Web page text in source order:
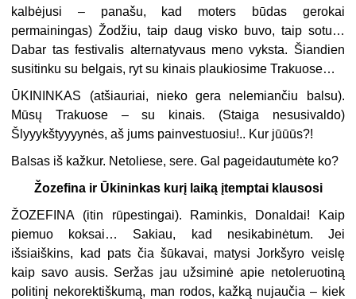
kalbėjusi – panašu, kad moters būdas gerokai
permainingas) Žodžiu, taip daug visko buvo, taip sotu…
Dabar tas festivalis alternatyvaus meno vyksta. Šiandien
susitinku su belgais, ryt su kinais plaukiosime Trakuose…
ŪKININKAS (atšiauriai, nieko gera nelemiančiu balsu).
Mūsų Trakuose – su kinais. (Staiga nesusivaldo)
Šlyyykštyyyynės, aš jums painvestuosiu!.. Kur jūūūs?!
Balsas iš kažkur. Netoliese, sere. Gal pageidautumėte ko?
Žozefina ir Ūkininkas kurį laiką įtemptai klausosi
ŽOZEFINA (itin rūpestingai). Raminkis, Donaldai! Kaip
piemuo koksai… Sakiau, kad nesikabinėtum. Jei
išsiaiškins, kad pats čia šūkavai, matysi Jorkšyro veislę
kaip savo ausis. Seržas jau užsiminė apie netoleruotiną
politinį nekorektiškumą, man rodos, kažką nujaučia – kiek